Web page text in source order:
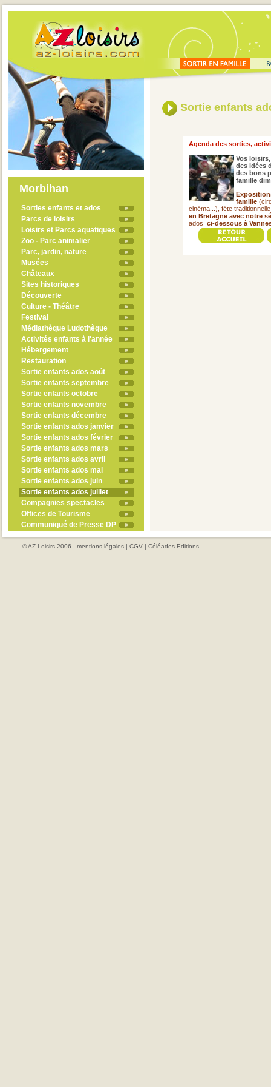
Morbihan
Sorties enfants et ados
Parcs de loisirs
Loisirs et Parcs aquatiques
Zoo - Parc animalier
Parc, jardin, nature
Musées
Châteaux
Sites historiques
Découverte
Culture - Théâtre
Festival
Médiathèque Ludothèque
Activités enfants à l'année
Hébergement
Restauration
Sortie enfants ados août
Sortie enfants septembre
Sortie enfants octobre
Sortie enfants novembre
Sortie enfants décembre
Sortie enfants ados janvier
Sortie enfants ados février
Sortie enfants ados mars
Sortie enfants ados avril
Sortie enfants ados mai
Sortie enfants ados juin
Sortie enfants ados juillet
Compagnies spectacles
Offices de Tourisme
Communiqué de Presse DP
Sortie enfants
Agenda des sorties,
Vos
des idées
des bons
famille
famille
cinéma...), fête
en Bretagne avec notre
ados ci-dessous à
© AZ Loisirs 2006 - mentions légales | CGV | Céléades Editions